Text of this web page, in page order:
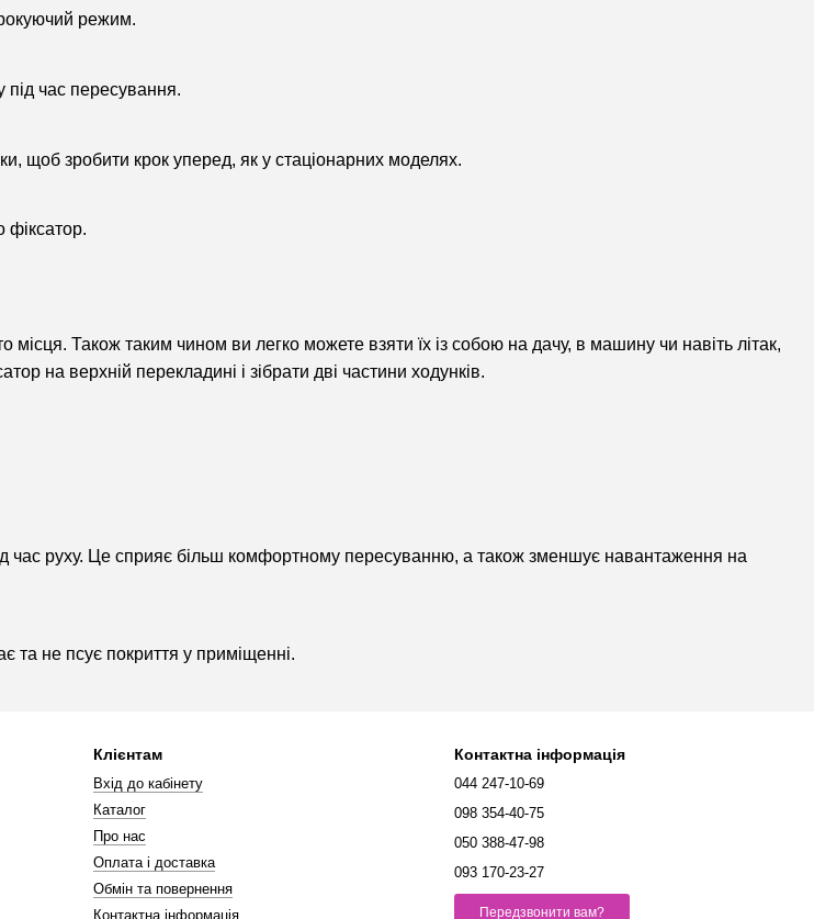
режим.
під час пересування.
щоб зробити крок уперед, як у стаціонарних моделях.
місця. Також таким чином ви легко можете взяти їх із собою на дачу, в машину чи навіть літак,
на верхній перекладині і зібрати дві частини ходунків.
час руху. Це сприяє більш комфортному пересуванню, а також зменшує навантаження на
та не псує покриття у приміщенні.
Клієнтам
Вхід до кабінету
Каталог
Про нас
Оплата і доставка
Обмін та повернення
Контактна інформація
Контактна інформація
044 247-10-69
098 354-40-75
050 388-47-98
093 170-23-27
Передзвонити вам?